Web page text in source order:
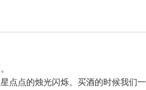
点点的烛光闪烁。买酒的时候我们